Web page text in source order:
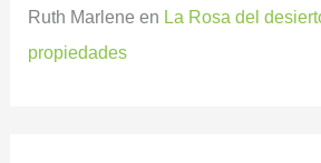
Ruth Marlene en La Rosa del
propiedades